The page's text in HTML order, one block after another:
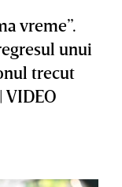
vreme”.
unui
trecut
VIDEO